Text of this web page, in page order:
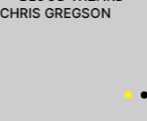
CHRIS GREGSON